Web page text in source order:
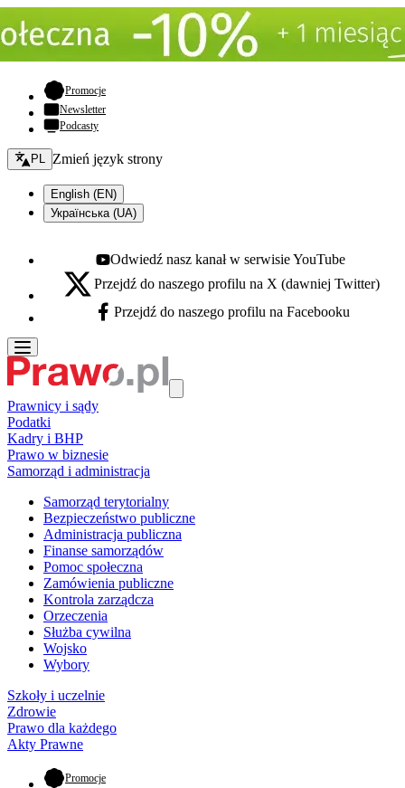
Promocje- otwiera się w nowej karcie
Newsletter
Podcasty
Zmień język - bieżący:
PL Zmień język strony
English (EN)
Українська (UA)
Youtube - otwiera się w nowej karcie
Odwiedź nasz kanał w serwisie YouTube
X - otwiera się w nowej karcie
Przejdź do naszego profilu na X (dawniej Twitter)
Facebook - otwiera się w nowej karcie
Przejdź do naszego profilu na Facebooku
Prawnicy i sądy
Podatki
Kadry i BHP
Prawo w biznesie
Samorząd i administracja
Samorząd terytorialny
Bezpieczeństwo publiczne
Administracja publiczna
Finanse samorządów
Pomoc społeczna
Zamówienia publiczne
Kontrola zarządcza
Orzeczenia
Służba cywilna
Wojsko
Wybory
Szkoły i uczelnie
Zdrowie
Prawo dla każdego
Akty Prawne
Promocje- otwiera się w nowej karcie